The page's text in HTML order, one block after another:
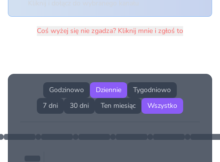
Coś wyżej się nie zgadza? Kliknij mnie i zgłoś to
Godzinowo Dziennie
Tygodniowo
7 dni
30 dni Ten miesiąc Wszystko